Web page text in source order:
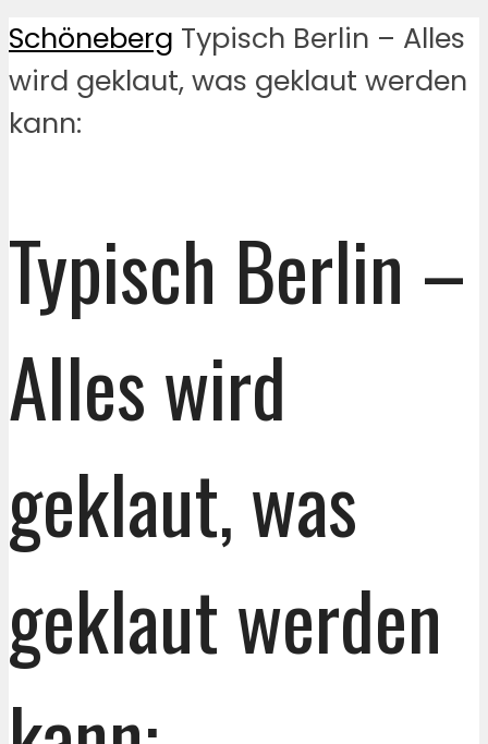
Schöneberg Typisch Berlin – Alles
wird geklaut, was geklaut werden
kann:
Typisch Berlin –
Alles wird
geklaut, was
geklaut werden